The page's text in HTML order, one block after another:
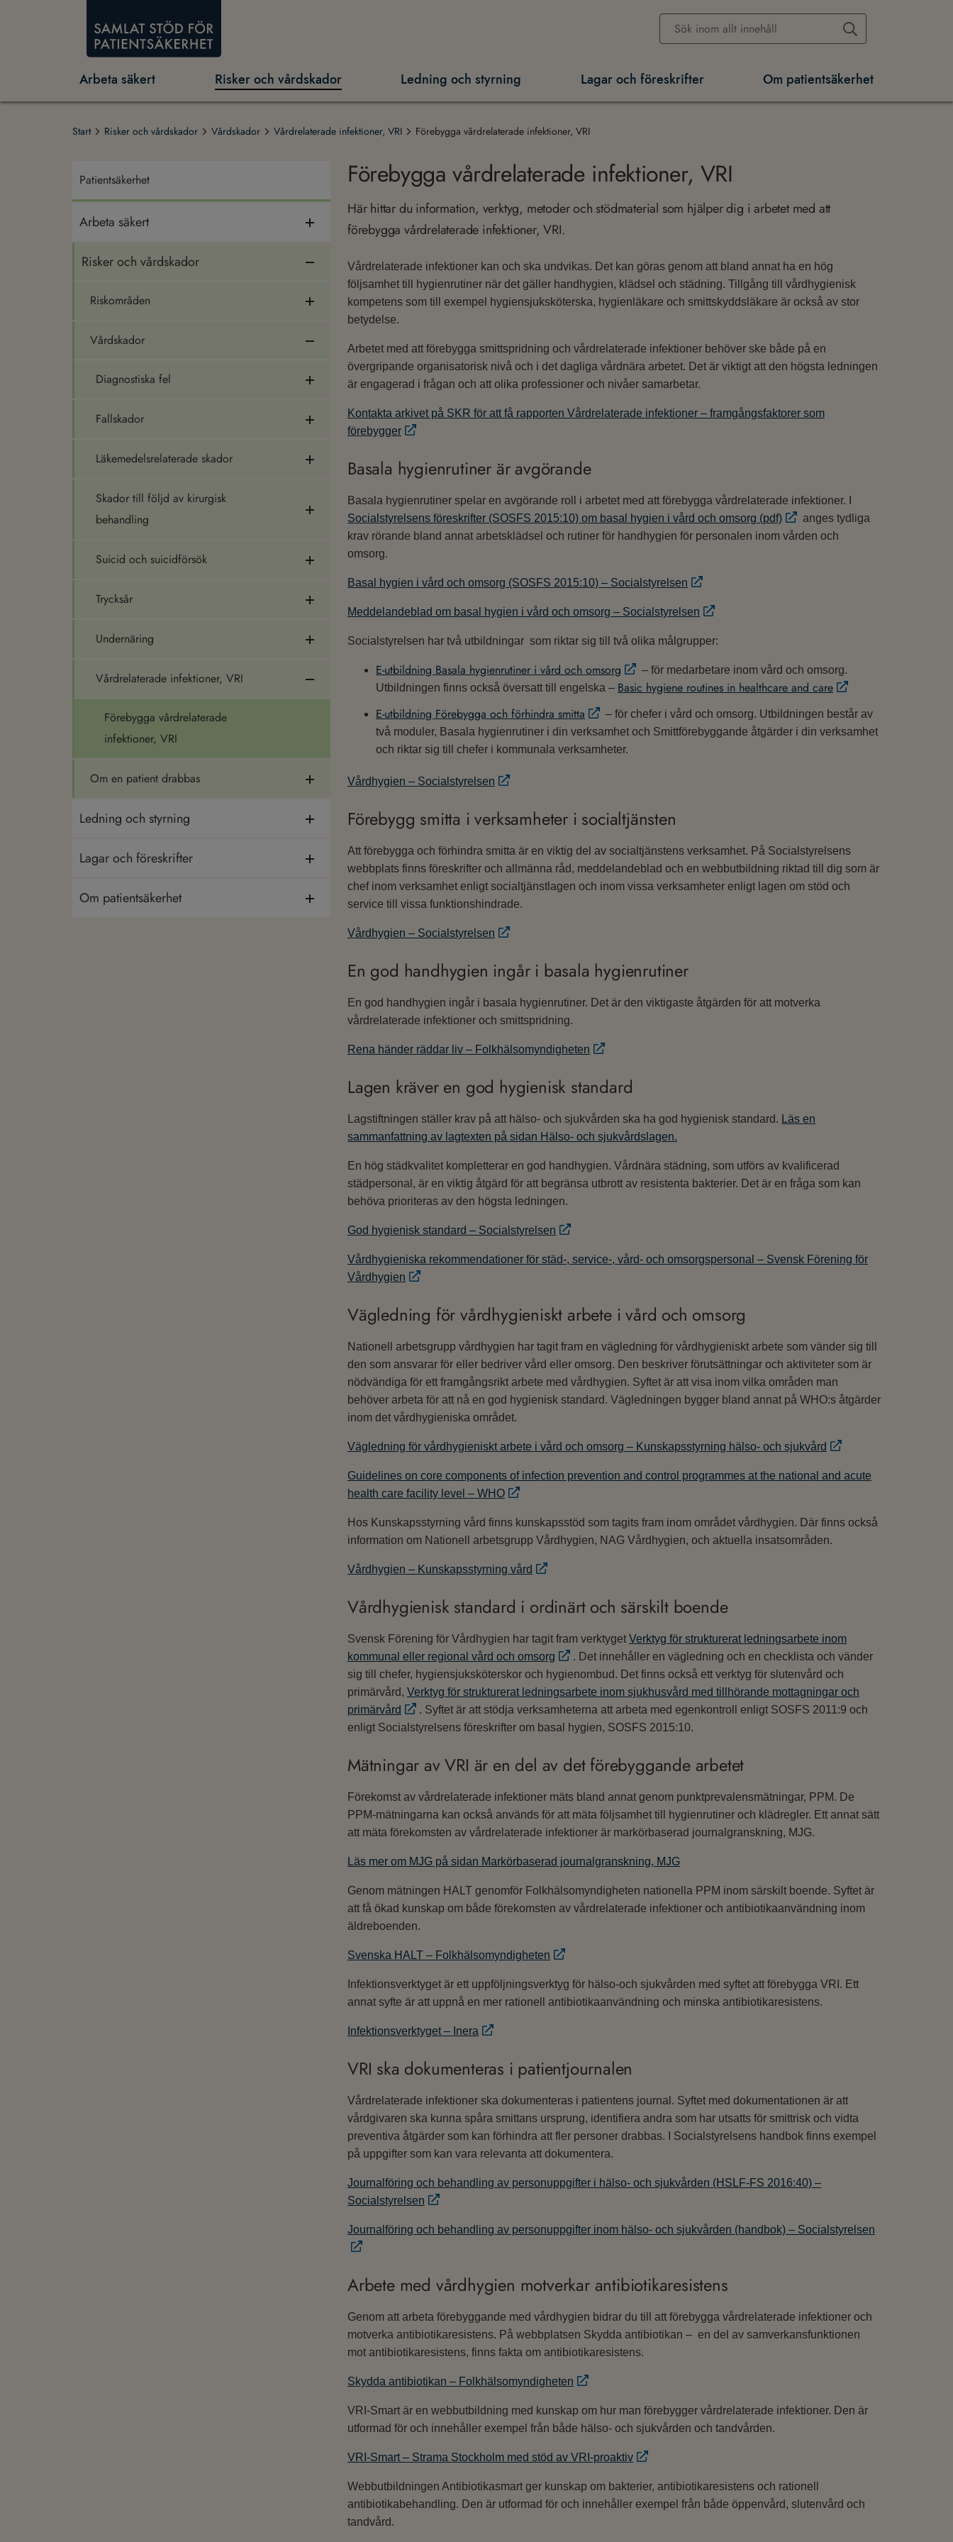
Arbeta säkert Risker och vårdskador Ledning och styrning Lagar och föreskrifter Om patientsäkerhet
Start Risker och vårdskador Vårdskador Vårdrelaterade infektioner, VRI Förebygga vårdrelaterade infektioner, VRI
Patientsäkerhet
Arbeta säkert
Risker och vårdskador
Riskområden
Vårdskador
Diagnostiska fel
Fallskador
Läkemedelsrelaterade skador
Skador till följd av kirurgisk
behandling
Suicid och suicidförsök
Trycksår
Undernäring
Vårdrelaterade infektioner, VRI
Förebygga vårdrelaterade
infektioner, VRI
Om en patient drabbas
Ledning och styrning
Lagar och föreskrifter
Om patientsäkerhet
Förebygga vårdrelaterade infektioner, VRI
Här hittar du information, verktyg, metoder och stödmaterial som hjälper dig i arbetet med att
förebygga vårdrelaterade infektioner, VRI.
Vårdrelaterade infektioner kan och ska undvikas. Det kan göras genom att bland annat ha en hög
följsamhet till hygienrutiner när det gäller handhygien, klädsel och städning. Tillgång till vårdhygienisk
kompetens som till exempel hygiensjuksköterska, hygienläkare och smittskyddsläkare är också av stor
betydelse.
Arbetet med att förebygga smittspridning och vårdrelaterade infektioner behöver ske både på en
övergripande organisatorisk nivå och i det dagliga vårdnära arbetet. Det är viktigt att den högsta ledningen
är engagerad i frågan och att olika professioner och nivåer samarbetar.
Kontakta arkivet på SKR för att få rapporten Vårdrelaterade infektioner – framgångsfaktorer som
förebygger
Basala hygienrutiner är avgörande
Basala hygienrutiner spelar en avgörande roll i arbetet med att förebygga vårdrelaterade infektioner. I
Socialstyrelsens föreskrifter (SOSFS 2015:10) om basal hygien i vård och omsorg (pdf)
anges tydliga
krav rörande bland annat arbetsklädsel och rutiner för handhygien för personalen inom vården och
omsorg.
Basal hygien i vård och omsorg (SOSFS 2015:10) – Socialstyrelsen
Meddelandeblad om basal hygien i vård och omsorg – Socialstyrelsen
Socialstyrelsen har två utbildningar som riktar sig till två olika målgrupper:
E-utbildning Basala hygienrutiner i vård och omsorg
– för medarbetare inom vård och omsorg.
Utbildningen finns också översatt till engelska – Basic hygiene routines in healthcare and care
E-utbildning Förebygga och förhindra smitta
– för chefer i vård och omsorg. Utbildningen består av
två moduler, Basala hygienrutiner i din verksamhet och Smittförebyggande åtgärder i din verksamhet
och riktar sig till chefer i kommunala verksamheter.
Vårdhygien – Socialstyrelsen
Förebygg smitta i verksamheter i socialtjänsten
Att förebygga och förhindra smitta är en viktig del av socialtjänstens verksamhet. På Socialstyrelsens
webbplats finns föreskrifter och allmänna råd, meddelandeblad och en webbutbildning riktad till dig som är
chef inom verksamhet enligt socialtjänstlagen och inom vissa verksamheter enligt lagen om stöd och
service till vissa funktionshindrade.
Vårdhygien – Socialstyrelsen
En god handhygien ingår i basala hygienrutiner
En god handhygien ingår i basala hygienrutiner. Det är den viktigaste åtgärden för att motverka
vårdrelaterade infektioner och smittspridning.
Rena händer räddar liv – Folkhälsomyndigheten
Lagen kräver en god hygienisk standard
Lagstiftningen ställer krav på att hälso- och sjukvården ska ha god hygienisk standard. Läs en
sammanfattning av lagtexten på sidan Hälso- och sjukvårdslagen.
En hög städkvalitet kompletterar en god handhygien. Vårdnära städning, som utförs av kvalificerad
städpersonal, är en viktig åtgärd för att begränsa utbrott av resistenta bakterier. Det är en fråga som kan
behöva prioriteras av den högsta ledningen.
God hygienisk standard – Socialstyrelsen
Vårdhygieniska rekommendationer för städ-, service-, vård- och omsorgspersonal – Svensk Förening för
Vårdhygien
Vägledning för vårdhygieniskt arbete i vård och omsorg
Nationell arbetsgrupp vårdhygien har tagit fram en vägledning för vårdhygieniskt arbete som vänder sig till
den som ansvarar för eller bedriver vård eller omsorg. Den beskriver förutsättningar och aktiviteter som är
nödvändiga för ett framgångsrikt arbete med vårdhygien. Syftet är att visa inom vilka områden man
behöver arbeta för att nå en god hygienisk standard. Vägledningen bygger bland annat på WHO:s åtgärder
inom det vårdhygieniska området.
Vägledning för vårdhygieniskt arbete i vård och omsorg – Kunskapsstyrning hälso- och sjukvård
Guidelines on core components of infection prevention and control programmes at the national and acute
health care facility level – WHO
Hos Kunskapsstyrning vård finns kunskapsstöd som tagits fram inom området vårdhygien. Där finns också
information om Nationell arbetsgrupp Vårdhygien, NAG Vårdhygien, och aktuella insatsområden.
Vårdhygien – Kunskapsstyrning vård
Vårdhygienisk standard i ordinärt och särskilt boende
Svensk Förening för Vårdhygien har tagit fram verktyget Verktyg för strukturerat ledningsarbete inom
kommunal eller regional vård och omsorg
. Det innehåller en vägledning och en checklista och vänder
sig till chefer, hygiensjuksköterskor och hygienombud. Det finns också ett verktyg för slutenvård och
primärvård, Verktyg för strukturerat ledningsarbete inom sjukhusvård med tillhörande mottagningar och
primärvård
. Syftet är att stödja verksamheterna att arbeta med egenkontroll enligt SOSFS 2011:9 och
enligt Socialstyrelsens föreskrifter om basal hygien, SOSFS 2015:10.
Mätningar av VRI är en del av det förebyggande arbetet
Förekomst av vårdrelaterade infektioner mäts bland annat genom punktprevalensmätningar, PPM. De
PPM-mätningarna kan också används för att mäta följsamhet till hygienrutiner och klädregler. Ett annat sätt
att mäta förekomsten av vårdrelaterade infektioner är markörbaserad journalgranskning, MJG.
Läs mer om MJG på sidan Markörbaserad journalgranskning, MJG
Genom mätningen HALT genomför Folkhälsomyndigheten nationella PPM inom särskilt boende. Syftet är
att få ökad kunskap om både förekomsten av vårdrelaterade infektioner och antibiotikaanvändning inom
äldreboenden.
Svenska HALT – Folkhälsomyndigheten
Infektionsverktyget är ett uppföljningsverktyg för hälso-och sjukvården med syftet att förebygga VRI. Ett
annat syfte är att uppnå en mer rationell antibiotikaanvändning och minska antibiotikaresistens.
Infektionsverktyget – Inera
VRI ska dokumenteras i patientjournalen
Vårdrelaterade infektioner ska dokumenteras i patientens journal. Syftet med dokumentationen är att
vårdgivaren ska kunna spåra smittans ursprung, identifiera andra som har utsatts för smittrisk och vidta
preventiva åtgärder som kan förhindra att fler personer drabbas. I Socialstyrelsens handbok finns exempel
på uppgifter som kan vara relevanta att dokumentera.
Journalföring och behandling av personuppgifter i hälso- och sjukvården (HSLF-FS 2016:40) –
Socialstyrelsen
Journalföring och behandling av personuppgifter inom hälso- och sjukvården (handbok) – Socialstyrelsen
Arbete med vårdhygien motverkar antibiotikaresistens
Genom att arbeta förebyggande med vårdhygien bidrar du till att förebygga vårdrelaterade infektioner och
motverka antibiotikaresistens. På webbplatsen Skydda antibiotikan – en del av samverkansfunktionen
mot antibiotikaresistens, finns fakta om antibiotikaresistens.
Skydda antibiotikan – Folkhälsomyndigheten
VRI-Smart är en webbutbildning med kunskap om hur man förebygger vårdrelaterade infektioner. Den är
utformad för och innehåller exempel från både hälso- och sjukvården och tandvården.
VRI-Smart – Strama Stockholm med stöd av VRI-proaktiv
Webbutbildningen Antibiotikasmart ger kunskap om bakterier, antibiotikaresistens och rationell
antibiotikabehandling. Den är utformad för och innehåller exempel från både öppenvård, slutenvård och
tandvård.